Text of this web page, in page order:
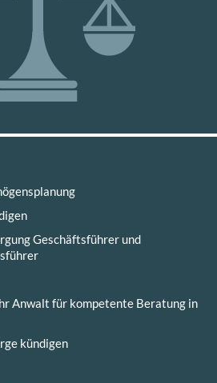
Geschäftsführer und
Anwalt für kompetente Beratung in
kündigen